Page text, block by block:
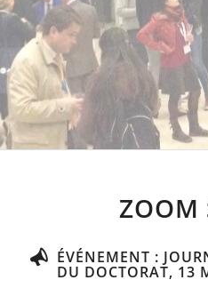
ZOOM
ÉVÉNEMENT :
DU DOCTORAT, 13